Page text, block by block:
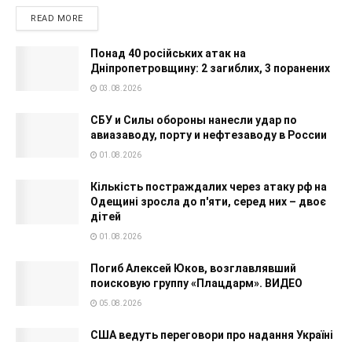
READ MORE
Понад 40 російських атак на
Дніпропетровщину: 2 загиблих, 3 поранених
03.08.2026
СБУ и Силы обороны нанесли удар по
авиазаводу, порту и нефтезаводу в России
01.08.2026
Кількість постраждалих через атаку рф на
Одещині зросла до п'яти, серед них – двоє
дітей
01.08.2026
Погиб Алексей Юков, возглавлявший
поисковую группу «Плацдарм». ВИДЕО
05.08.2026
США ведуть переговори про надання Україні